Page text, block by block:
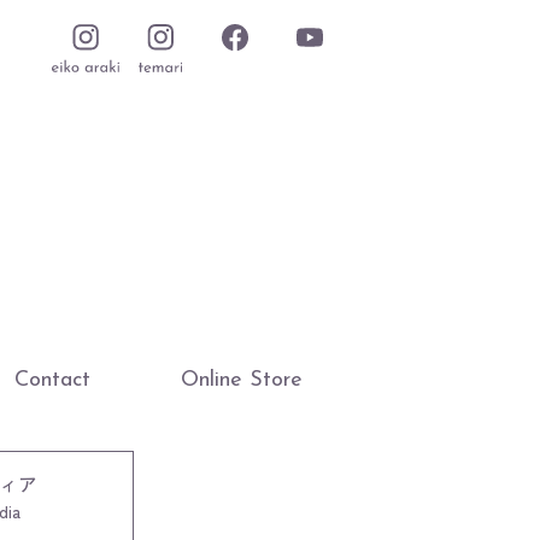
Contact Online Store
ア